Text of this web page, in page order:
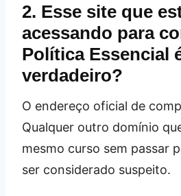
2. Esse site que
acessando para
Política Essencial
verdadeiro?
O endereço oficial de
Qualquer outro domínio
mesmo curso sem passar
ser considerado suspeito.